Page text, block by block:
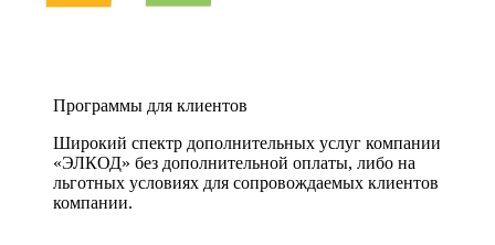
Программы для клиентов
Широкий спектр дополнительных услуг компании
«ЭЛКОД» без дополнительной оплаты, либо на
льготных условиях для сопровождаемых клиентов
компании.